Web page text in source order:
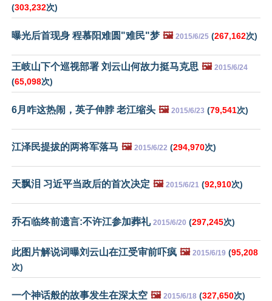
(303,232次)
曝光后首现身 程慕阳难圆"难民"梦 🖼️ 2015/6/25 (267,162次)
王岐山下个巡视部署 刘云山何故力挺马克思 🖼️ 2015/6/24
(65,098次)
6月咋这热闹，英子伸脖 老江缩头 🖼️ 2015/6/23 (79,541次)
江泽民提拔的两将军落马 🖼️ 2015/6/22 (294,970次)
天飘泪 习近平当政后的首次决定 🖼️ 2015/6/21 (92,910次)
乔石临终前遗言:不许江参加葬礼 2015/6/20 (297,245次)
此图片解说词曝刘云山在江受审前吓疯 🖼️ 2015/6/19 (95,208
次)
一个神话般的故事发生在深太空 🖼️ 2015/6/18 (327,650次)